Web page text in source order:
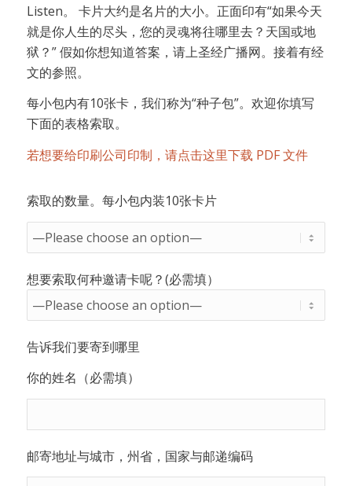
Listen。 卡片大约是名片的大小。正面印有“如果今天
就是你人生的尽头，您的灵魂将往哪里去？天国或地
狱？” 假如你想知道答案，请上圣经广播网。接着有经
文的参照。
每小包内有10张卡，我们称为“种子包”。欢迎你填写
下面的表格索取。
若想要给印刷公司印制，请点击这里下载 PDF 文件
索取的数量。每小包内装10张卡片
想要索取何种邀请卡呢？(必需填）
告诉我们要寄到哪里
你的姓名（必需填）
邮寄地址与城市，州省，国家与邮递编码